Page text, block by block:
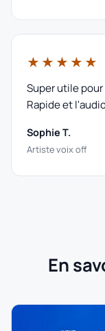
★★★★★
Super utile
Rapide et
Sophie T.
Artiste voix off
En